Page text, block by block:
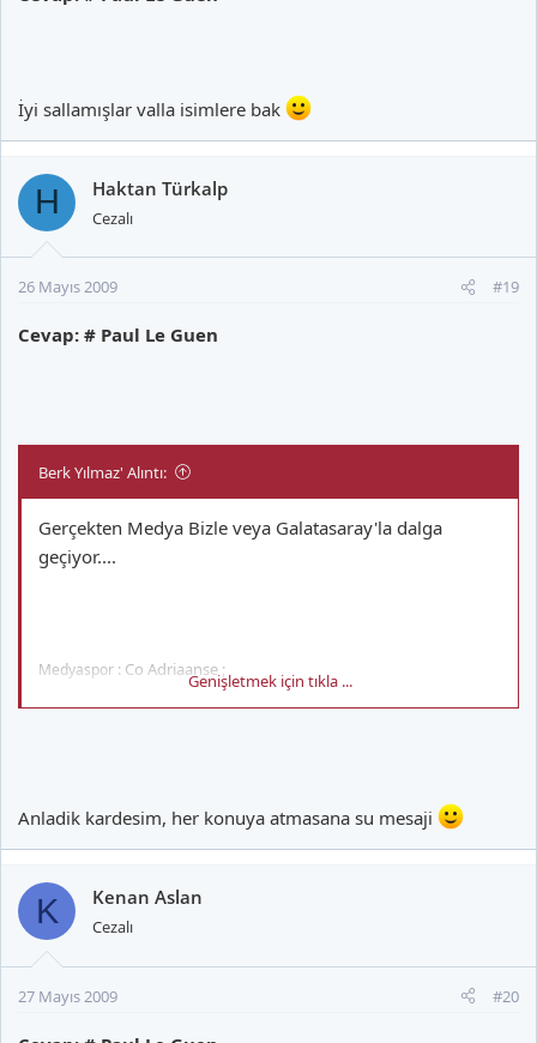
İyi sallamışlar valla isimlere bak
H Haktan Türkalp
Cezalı
26 Mayıs 2009 #19
Cevap: # Paul Le Guen
Berk Yılmaz' Alıntı:
Gerçekten Medya Bizle veya Galatasaray'la dalga
geçiyor....
Medyaspor : Co Adriaanse ;
Sezona Skibbe ile başlayan, ancak daha sonra Alman teknik
adam ile yollarını ayırıp Bülent Korkmaz ile yola devam eden
2009-2010 sezonu için pek çok isim ile iletişime geçen Galatasaray
Genişletmek için tıkla ...
Anladik kardesim, her konuya atmasana su mesaji
K Kenan Aslan
Cezalı
27 Mayıs 2009 #20